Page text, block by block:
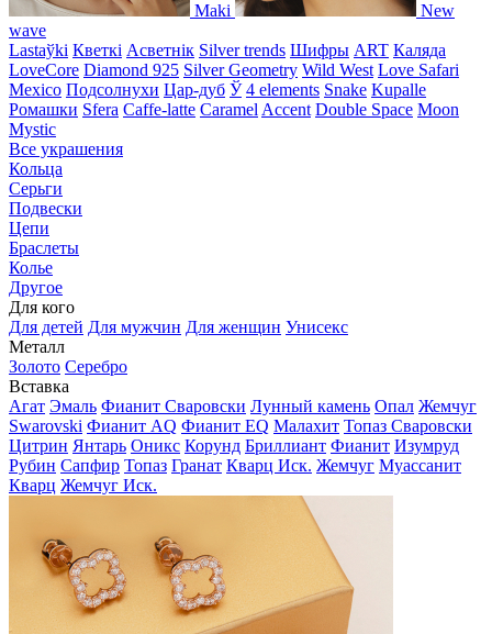
Maki
New
wave
Lastaўki Кветкі Асветнiк Silver trends Шифры ART Каляда
LoveCore Diamond 925 Silver Geometry Wild West Love Safari
Mexico Подсолнухи Цар-дуб Ў 4 elements Snake Kupalle
Ромашки Sfera Caffe-latte Caramel Accent Double Space Moon
Mystic
Все украшения
Кольца
Серьги
Подвески
Цепи
Браслеты
Колье
Другое
Для кого
Для детей Для мужчин Для женщин Унисекс
Металл
Золото Серебро
Вставка
Агат Эмаль Фианит Сваровски Лунный камень Опал Жемчуг
Swarovski Фианит AQ Фианит EQ Малахит Топаз Сваровски
Цитрин Янтарь Оникс Корунд Бриллиант Фианит Изумруд
Рубин Сапфир Топаз Гранат Кварц Иск. Жемчуг Муассанит
Кварц Жемчуг Иск.